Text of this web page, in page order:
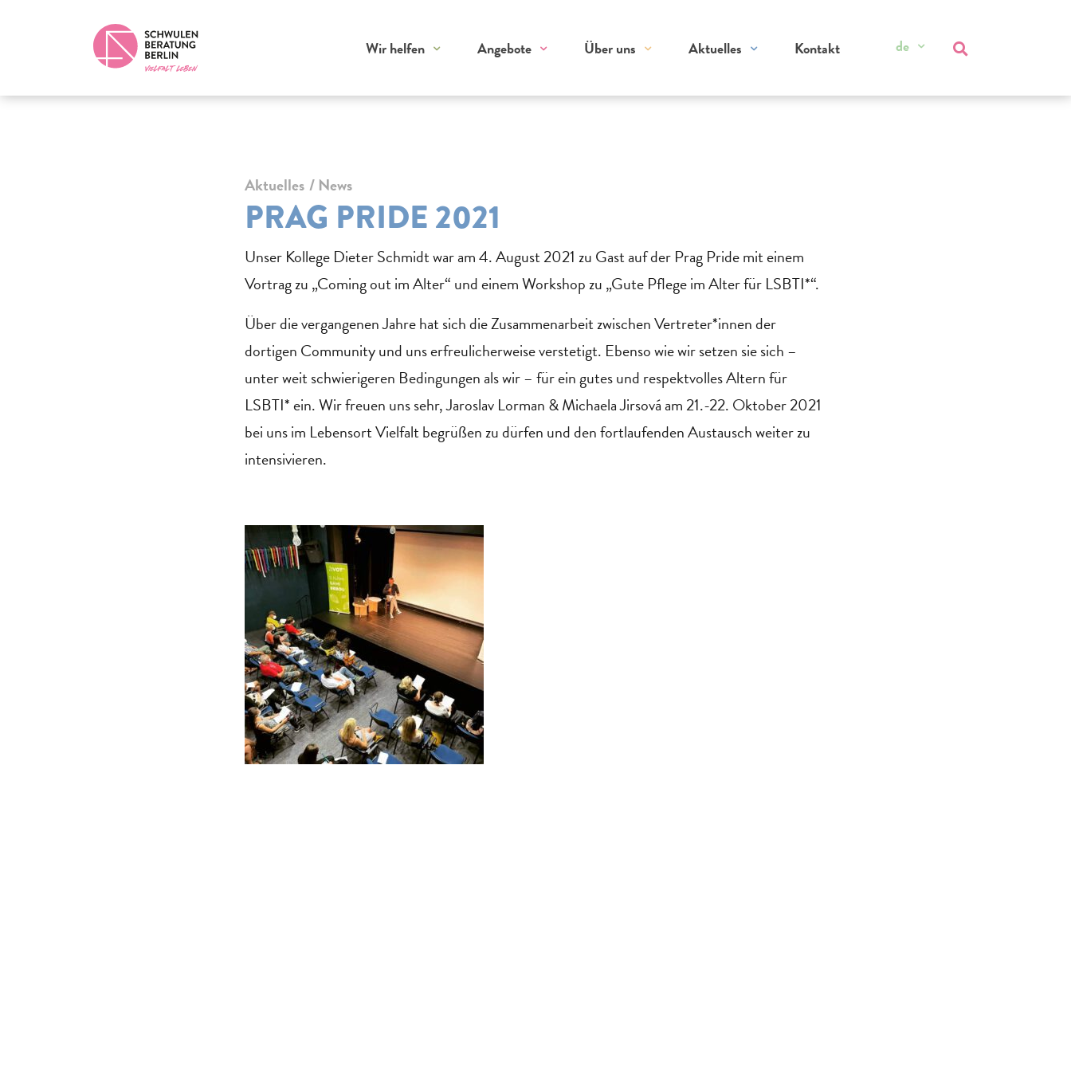
Wir helfen Angebote Über uns Aktuelles Kontakt de
Aktuelles News
PRAG PRIDE 2021
Unser Kollege Dieter Schmidt war am 4. August 2021 zu Gast auf der Prag Pride mit einem
Vortrag zu „Coming out im Alter“ und einem Workshop zu „Gute Pflege im Alter für LSBTI*“.
Über die vergangenen Jahre hat sich die Zusammenarbeit zwischen Vertreter*innen der
dortigen Community und uns erfreulicherweise verstetigt. Ebenso wie wir setzen sie sich –
unter weit schwierigeren Bedingungen als wir – für ein gutes und respektvolles Altern für
LSBTI* ein. Wir freuen uns sehr, Jaroslav Lorman & Michaela Jirsová am 21.-22. Oktober 2021
bei uns im Lebensort Vielfalt begrüßen zu dürfen und den fortlaufenden Austausch weiter zu
intensivieren.